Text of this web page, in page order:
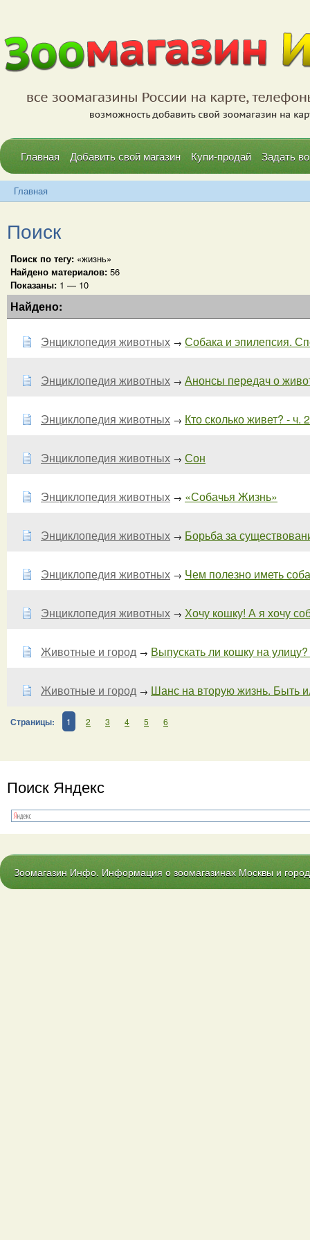
Главная Добавить свой магазин Купи-продай Задать
Главная
Поиск
Поиск по тегу: «жизнь»
Найдено материалов: 56
Показаны: 1 — 10
Найдено:
Энциклопедия животных → Собака и эпилепсия.
Энциклопедия животных → Анонсы передач о
Энциклопедия животных → Кто сколько живет? - ч. 2
Энциклопедия животных → Сон
Энциклопедия животных → «Собачья Жизнь»
Энциклопедия животных → Борьба за
Энциклопедия животных → Чем полезно иметь
Энциклопедия животных → Хочу кошку! А я хочу
Животные и город → Выпускать ли кошку на улицу?
Животные и город → Шанс на вторую жизнь. Быть
Страницы: 1 2 3 4 5 6
Поиск Яндекс
Зоомагазин Инфо. Информация о зоомагазинах Москвы и